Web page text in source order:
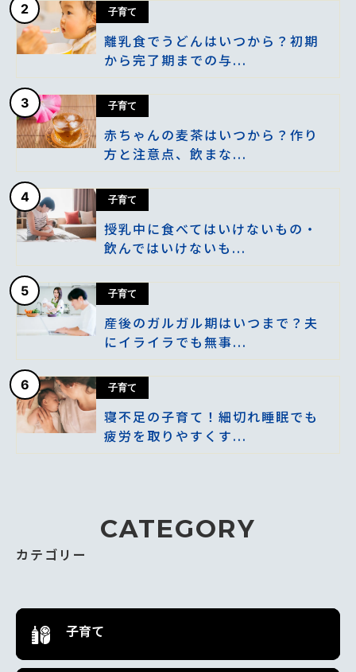
2 子育て
離乳食でうどんはいつから？初期
から完了期までの与...
3 子育て
赤ちゃんの麦茶はいつから？作り
方と注意点、飲まな...
4 子育て
授乳中に食べてはいけないもの・
飲んではいけないも...
5 子育て
産後のガルガル期はいつまで？夫
にイライラでも無事...
6 子育て
寝不足の子育て！細切れ睡眠でも
疲労を取りやすくす...
CATEGORY
カテゴリー
子育て